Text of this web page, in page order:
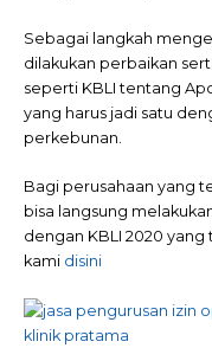
Sebagai langkah
dilakukan perbaikan
seperti KBLI tentang
yang harus jadi satu
perkebunan.
Bagi perusahaan yang
bisa langsung
dengan KBLI 2020
kami disini